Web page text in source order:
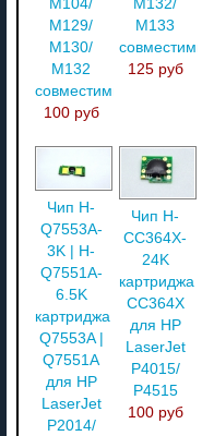
M104/
M129/
M130/
M132
совместимый
100 руб
M132/
M133
125 руб
Чип H-
Q7553A-
3K | H-
Q7551A-
6.5K
картриджа
Q7553A |
Q7551A
для HP
LaserJet
P2014/
Чип H-
CC364X-
24K
картриджа
CC364X
для HP
LaserJet
P4015/
P4515
100 руб